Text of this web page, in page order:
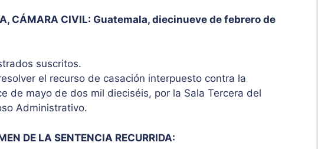
CÁMARA CIVIL: Guatemala, diecinueve de febrero de
suscritos.
el recurso de casación interpuesto contra la
de mayo de dos mil dieciséis, por la Sala Tercera del
Administrativo.
DE LA SENTENCIA RECURRIDA: